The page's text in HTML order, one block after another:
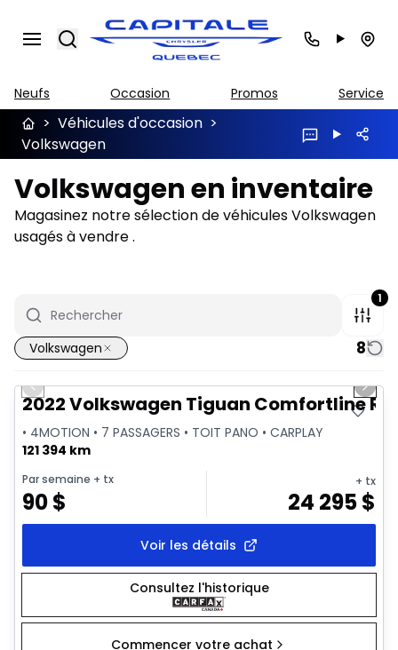
Search
Neufs Occasion Promos Service
> Véhicules d'occasion >
Volkswagen
Volkswagen en inventaire
Magasinez notre sélection de véhicules Volkswagen
usagés à vendre .
1
Volkswagen 8
Vidéo disponible
Très bonne offre
Previous slide Next
2022 Volkswagen Tiguan Comfortline R-
• 4MOTION • 7 PASSAGERS • TOIT PANO • CARPLAY
121 394 km
Par semaine + tx
90$
+ tx
24 295$
Voir les détails
Consultez l'historique
Commencer votre achat